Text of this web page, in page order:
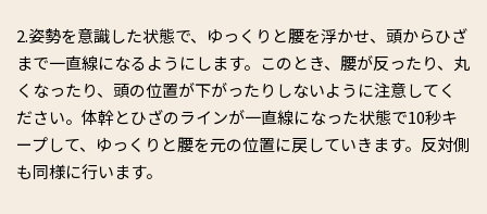
2.姿勢を意識した状態で、ゆっくりと腰を浮かせ、頭からひざ
まで一直線になるようにします。このとき、腰が反ったり、丸
くなったり、頭の位置が下がったりしないように注意してく
ださい。体幹とひざのラインが一直線になった状態で10秒キ
ープして、ゆっくりと腰を元の位置に戻していきます。反対側
も同様に行います。